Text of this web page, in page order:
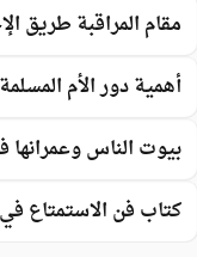
مقام المراقبة طريق
أهمية دور الأم
بيوت الناس وعمرانها
كتاب فن الاستمتاع